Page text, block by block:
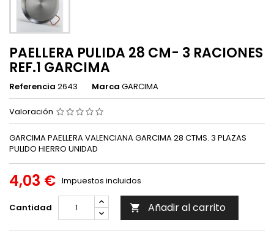
PAELLERA PULIDA 28 CM- 3 RACIONES
REF.1 GARCIMA
Referencia 2643 Marca GARCIMA
Valoración
GARCIMA PAELLERA VALENCIANA GARCIMA 28 CTMS. 3 PLAZAS
PULIDO HIERRO UNIDAD
4,03 € Impuestos incluidos
Cantidad  Añadir al carrito